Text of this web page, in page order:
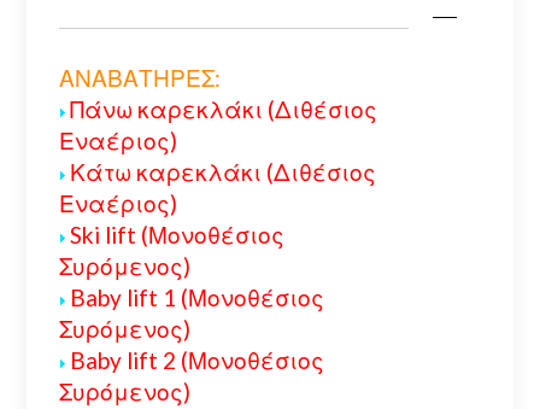
ΑΝΑΒΑΤΗΡΕΣ:
Πάνω καρεκλάκι (Διθέσιος
Εναέριος)
Κάτω καρεκλάκι (Διθέσιος
Εναέριος)
Ski lift (Μονοθέσιος
Συρόμενος)
Baby lift 1 (Μονοθέσιος
Συρόμενος)
Baby lift 2 (Μονοθέσιος
Συρόμενος)